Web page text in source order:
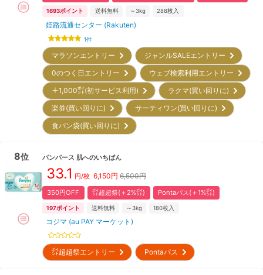
1693ポイント 送料無料 ～3kg 288枚入
姫路流通センター (Rakuten)
1件
マラソンエントリー
ジャンルSALEエントリー
0のつく日エントリー
ウェブ検索利用エントリー
＋1,000㌽(初サービス利用)
ラクマ(買い回りに)
楽券(買い回りに)
サーティワン(買い回りに)
食パン袋(買い回りに)
8位 パンパース 肌へのいちばん
33.1 円/枚 6,150円 6,500円
350円OFF ㌽超超祭(＋2%㌽) Pontaパス(＋1%㌽)
197ポイント 送料無料 ～3kg 180枚入
コジマ (au PAY マーケット)
㌽超超祭エントリー Pontaパス